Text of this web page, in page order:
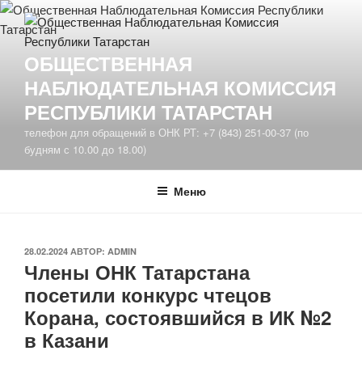
Перейти
к
содержимому
ОБЩЕСТВЕННАЯ
НАБЛЮДАТЕЛЬНАЯ КОМИССИЯ
РЕСПУБЛИКИ ТАТАРСТАН
телефон для обращений в ОНК РТ: +7 (843) 251-00-37 (по
будням с 10.00 до 18.00)
Меню
ОПУБЛИКОВАНО
28.02.2024 АВТОР: ADMIN
Члены ОНК Татарстана
посетили конкурс чтецов
Корана, состоявшийся в ИК №2
в Казани